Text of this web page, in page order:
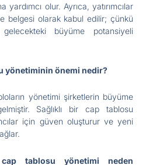
yardımcı olur. Ayrıca, yatırımcılar
belgesi olarak kabul edilir; çünkü
büyüme potansiyeli
yönetiminin önemi nedir?
yönetimi şirketlerin büyüme
Sağlıklı bir cap tablosu
için güven oluşturur ve yeni
tablosu yönetimi neden